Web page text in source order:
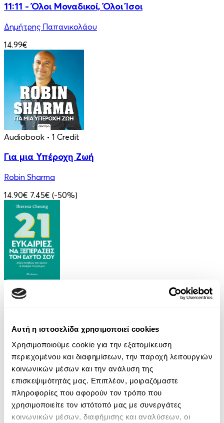
Αυτή η ιστοσελίδα χρησιμοποιεί cookies
Χρησιμοποιούμε cookie για την εξατομίκευση
περιεχομένου και διαφημίσεων, την παροχή λειτουργιών
κοινωνικών μέσων και την ανάλυση της
επισκεψιμότητάς μας. Επιπλέον, μοιραζόμαστε
πληροφορίες που αφορούν τον τρόπο που
χρησιμοποιείτε τον ιστότοπό μας με συνεργάτες
κοινωνικών μέσων, διαφήμισης και αναλύσεων, οι
11:11 - Όλοι Μοναδικοί, Όλοι Ίσοι
Δημήτρης Παπανικολάου
14.99€
Audiobook • 1 Credit
Για μια Υπέροχη Ζωή
Robin Sharma
14.90€ 7.45€ (-50%)
eBook
Theresa Cheung
8.99€